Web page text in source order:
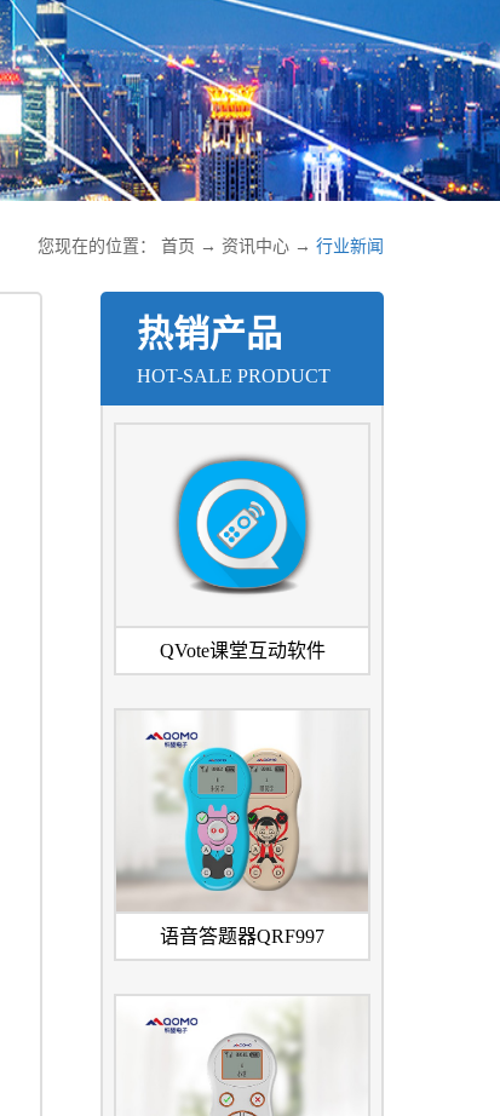
您现在的位置： 首页 → 资讯中心 → 行业新闻
热销产品
HOT-SALE PRODUCT
QVote课堂互动软件
语音答题器QRF997